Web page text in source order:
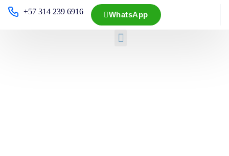
+57 314 239 6916 WhatsApp